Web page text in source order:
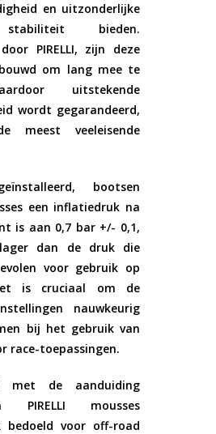
en uitzonderlijke
bieden.
PIRELLI, zijn deze
om lang mee te
uitstekende
wordt gegarandeerd,
meest veeleisende
bootsen
een inflatiedruk na
is aan 0,7 bar +/- 0,1,
dan de druk die
voor gebruik op
is cruciaal om de
nauwkeurig
bij het gebruik van
race-toepassingen.
met de aanduiding
PIRELLI mousses
bedoeld voor off-road